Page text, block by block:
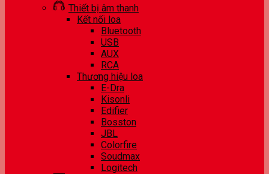
Thiết bị âm thanh
Kết nối loa
Bluetooth
USB
AUX
RCA
Thương hiệu loa
E-Dra
Kisonli
Edifier
Bosston
JBL
Colorfire
Soudmax
Logitech